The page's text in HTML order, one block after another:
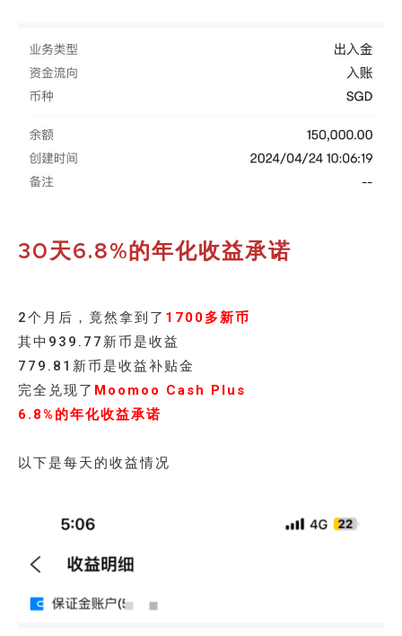
30天6.8%的年化收益承诺
2个月后，竟然拿到了 1700多新币
其中939.77新币是收益
779.81新币是收益补贴金
完全兑现了 Moomoo Cash Plus
6.8%的年化收益承诺
以下是每天的收益情况